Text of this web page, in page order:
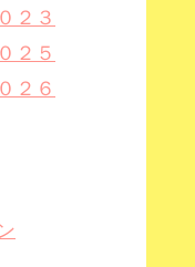
２３
２５
２６